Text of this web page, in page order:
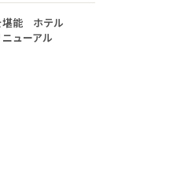
堪能 ホテル
ューアル